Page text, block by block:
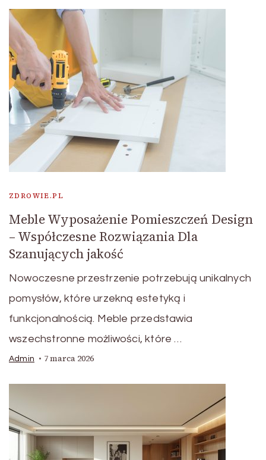
ZDROWIE.PL
Meble Wyposażenie Pomieszczeń Design
– Współczesne Rozwiązania Dla
Szanujących jakość
Nowoczesne przestrzenie potrzebują unikalnych
pomysłów, które urzekną estetyką i
funkcjonalnością. Meble przedstawia
wszechstronne możliwości, które …
Admin 7 marca 2026